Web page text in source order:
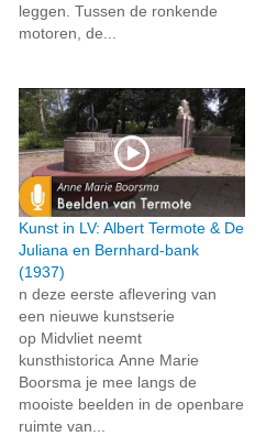
leggen. Tussen de ronkende
motoren, de...
Kunst in LV: Albert Termote & De
Juliana en Bernhard-bank
(1937)
n deze eerste aflevering van
een nieuwe kunstserie
op Midvliet neemt
kunsthistorica Anne Marie
Boorsma je mee langs de
mooiste beelden in de openbare
ruimte van...